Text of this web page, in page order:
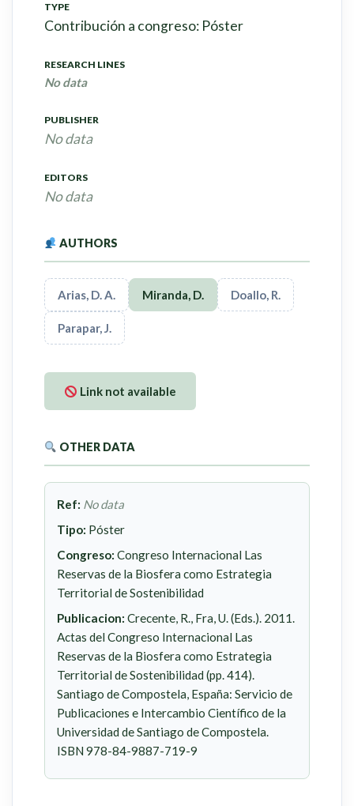
TYPE
Contribución a congreso: Póster
RESEARCH LINES
No data
PUBLISHER
No data
EDITORS
No data
AUTHORS
Arias, D. A. Miranda, D. Doallo, R.
Parapar, J.
Link not available
OTHER DATA
Ref: No data
Tipo: Póster
Congreso: Congreso Internacional Las
Reservas de la Biosfera como Estrategia
Territorial de Sostenibilidad
Publicacion: Crecente, R., Fra, U. (Eds.). 2011.
Actas del Congreso Internacional Las
Reservas de la Biosfera como Estrategia
Territorial de Sostenibilidad (pp. 414).
Santiago de Compostela, España: Servicio de
Publicaciones e Intercambio Científico de la
Universidad de Santiago de Compostela.
ISBN 978-84-9887-719-9